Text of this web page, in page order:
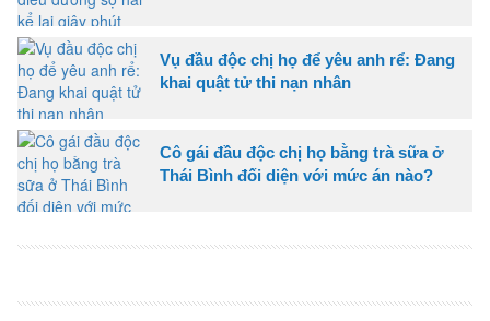
Vụ đầu độc chị họ để yêu anh rể: Đang
khai quật tử thi nạn nhân
Cô gái đầu độc chị họ bằng trà sữa ở
Thái Bình đối diện với mức án nào?